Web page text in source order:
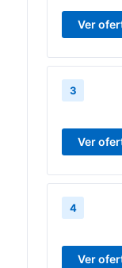
Ver
3
Ver
4
Ver